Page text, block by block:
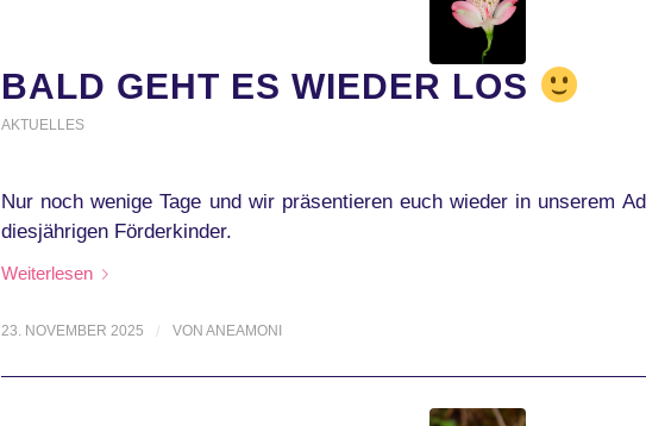
BALD GEHT ES WIEDER LOS
AKTUELLES
Nur noch wenige Tage und wir präsentieren euch wieder in unserem
diesjährigen Förderkinder.
Weiterlesen
23. NOVEMBER 2025 / VON ANEAMONI